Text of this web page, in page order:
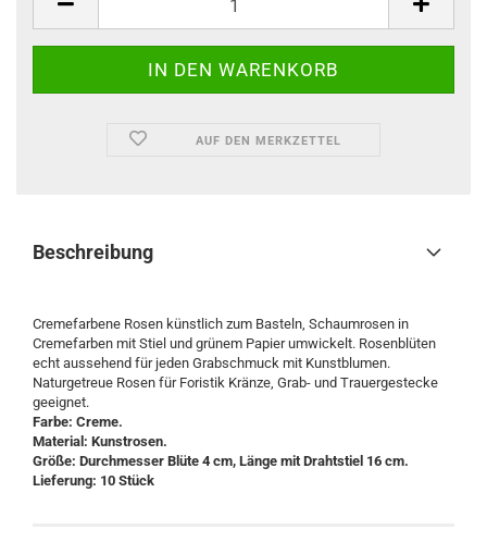
AUF DEN MERKZETTEL
Beschreibung
Cremefarbene Rosen künstlich zum Basteln, Schaumrosen in
Cremefarben mit Stiel und grünem Papier umwickelt. Rosenblüten
echt aussehend für jeden Grabschmuck mit Kunstblumen.
Naturgetreue Rosen für Foristik Kränze, Grab- und Trauergestecke
geeignet.
Farbe: Creme.
Material: Kunstrosen.
Größe: Durchmesser Blüte 4 cm, Länge mit Drahtstiel 16 cm.
Lieferung: 10 Stück